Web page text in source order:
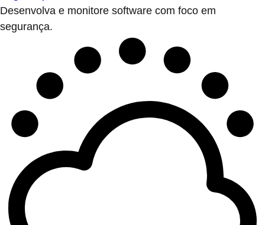
Desenvolva e monitore software com foco em
segurança.